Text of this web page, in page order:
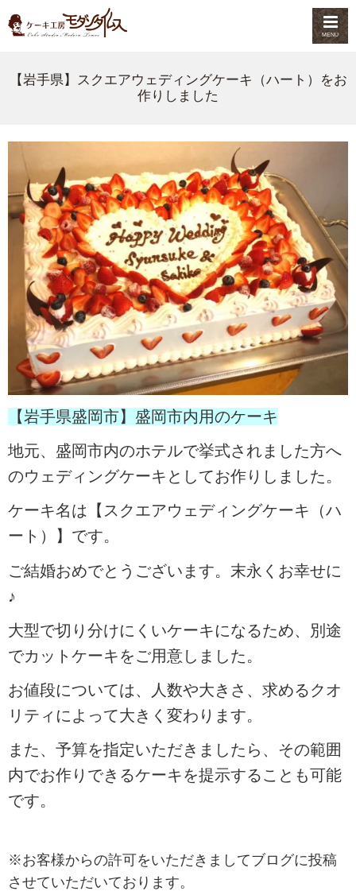
MENU
【岩手県】スクエアウェディングケーキ（ハート）をお
作りしました
【岩手県盛岡市】盛岡市内用のケーキ
地元、盛岡市内のホテルで挙式されました方へ
のウェディングケーキとしてお作りしました。
ケーキ名は【スクエアウェディングケーキ（ハ
ート）】です。
ご結婚おめでとうございます。末永くお幸せに
♪
大型で切り分けにくいケーキになるため、別途
でカットケーキをご用意しました。
お値段については、人数や大きさ、求めるクオ
リティによって大きく変わります。
また、予算を指定いただきましたら、その範囲
内でお作りできるケーキを提示することも可能
です。
※お客様からの許可をいただきましてブログに投稿
させていただいております。